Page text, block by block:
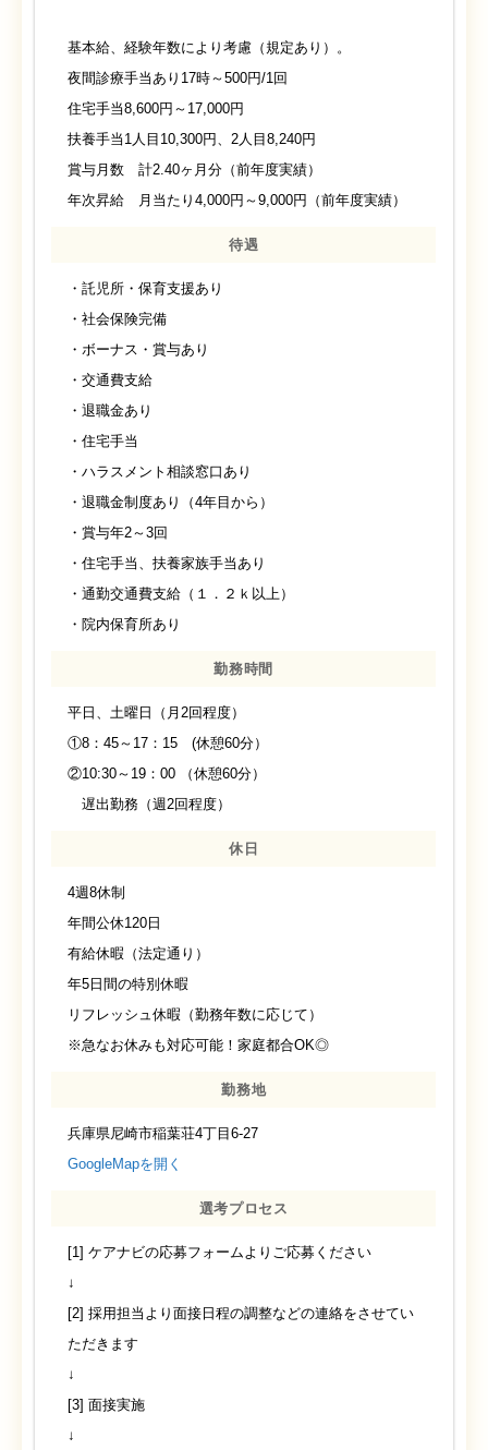
基本給、経験年数により考慮（規定あり）。
夜間診療手当あり17時～500円/1回
住宅手当8,600円～17,000円
扶養手当1人目10,300円、2人目8,240円
賞与月数 計2.40ヶ月分（前年度実績）
年次昇給 月当たり4,000円～9,000円（前年度実績）
待遇
・託児所・保育支援あり
・社会保険完備
・ボーナス・賞与あり
・交通費支給
・退職金あり
・住宅手当
・ハラスメント相談窓口あり
・退職金制度あり（4年目から）
・賞与年2～3回
・住宅手当、扶養家族手当あり
・通勤交通費支給（１．２ｋ以上）
・院内保育所あり
勤務時間
平日、土曜日（月2回程度）
①8：45～17：15 (休憩60分）
②10:30～19：00 （休憩60分）
遅出勤務（週2回程度）
休日
4週8休制
年間公休120日
有給休暇（法定通り）
年5日間の特別休暇
リフレッシュ休暇（勤務年数に応じて）
※急なお休みも対応可能！家庭都合OK◎
勤務地
兵庫県尼崎市稲葉荘4丁目6-27
GoogleMapを開く
選考プロセス
[1] ケアナビの応募フォームよりご応募ください
↓
[2] 採用担当より面接日程の調整などの連絡をさせてい
ただきます
↓
[3] 面接実施
↓